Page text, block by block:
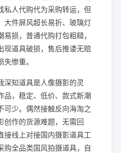
私人代购代为采购转运，但
大件屏风超长易折、玻璃灯
损，普通代购打包粗糙，
现道具破损，售后推诿无赔
惨重。
深知道具是人像摄影的灵
品，稳定、低价、款式新潮
可少。偶然接触反向海淘之
创作的货源难题，无需回
接线上对接国内摄影道具工
购全品类国风拍摄道具，自